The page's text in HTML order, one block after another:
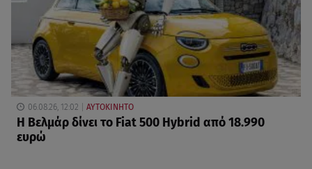
06.08.26, 12:02 ΑΥΤΟΚΙΝΗΤΟ
Η Βελμάρ δίνει το Fiat 500 Hybrid από 18.990
ευρώ